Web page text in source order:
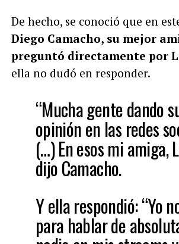
De hecho, se conoció que en
Diego Camacho, su mejor
preguntó directamente por
ella no dudó en responder.
“Mucha gente dando
opinión en las redes
(…) En esos mi amiga,
dijo Camacho.
Y ella respondió: “Yo
para hablar de